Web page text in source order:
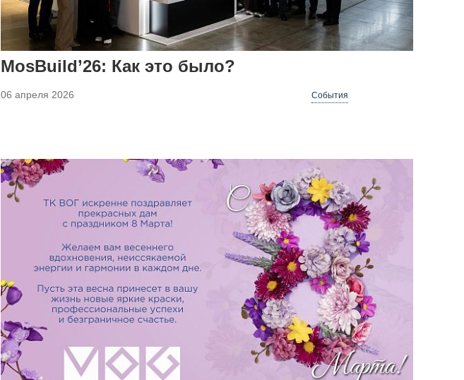
MosBuild’26: Как это было?
06 апреля 2026 События